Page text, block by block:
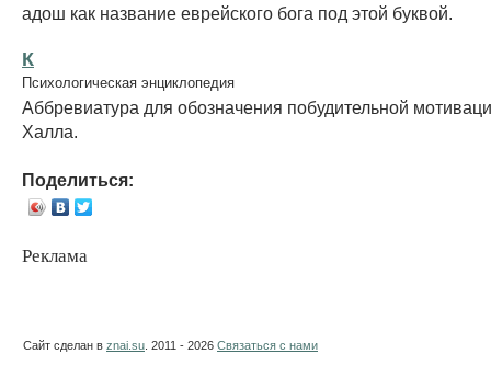
адош как название еврейского бога под этой буквой.
К
Психологическая энциклопедия
Аббревиатура для обозначения побудительной
Халла.
Поделиться:
Реклама
Сайт сделан в znai.su . 2011 - 2026 Связаться с нами